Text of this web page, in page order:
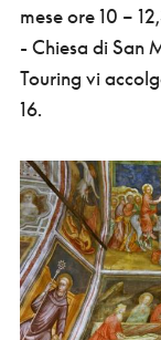
mese ore 10 –
- Chiesa di San
Touring vi
16.